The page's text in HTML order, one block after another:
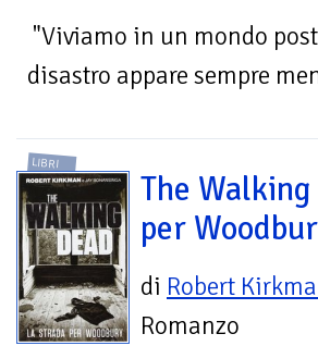
"Viviamo in un mondo
disastro appare sempre
LIBRI
The
per
di Robert
Romanzo